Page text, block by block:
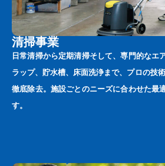
清掃事業
日常清掃から定期清掃そして、専門的なエ
ラップ、貯水槽、床面洗浄まで、プロの技
徹底除去。施設ごとのニーズに合わせた最
す。